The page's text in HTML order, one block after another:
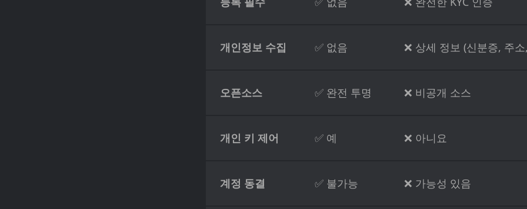
개인정보 수집 ✅ 없음 ❌ 상세 정보 (신분증, 주
오픈소스 ✅ 완전 투명 ❌ 비공개 소스
개인 키 제어 ✅ 예 ❌ 아니요
계정 동결 ✅ 불가능 ❌ 가능성 있음